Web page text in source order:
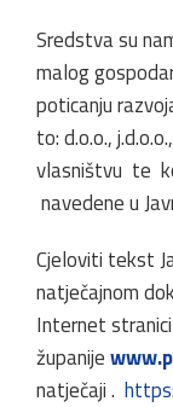
Sredstva su
malog
poticanju
to: d.o.o.,
vlasništvu te
navedene u
Cjeloviti tekst
natječajnom
Internet
županije
natječaji .